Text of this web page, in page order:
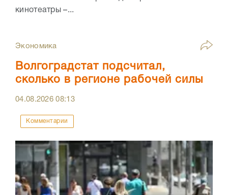
кинотеатры –...
Экономика
Волгоградстат подсчитал,
сколько в регионе рабочей силы
04.08.202608:13
Комментарии